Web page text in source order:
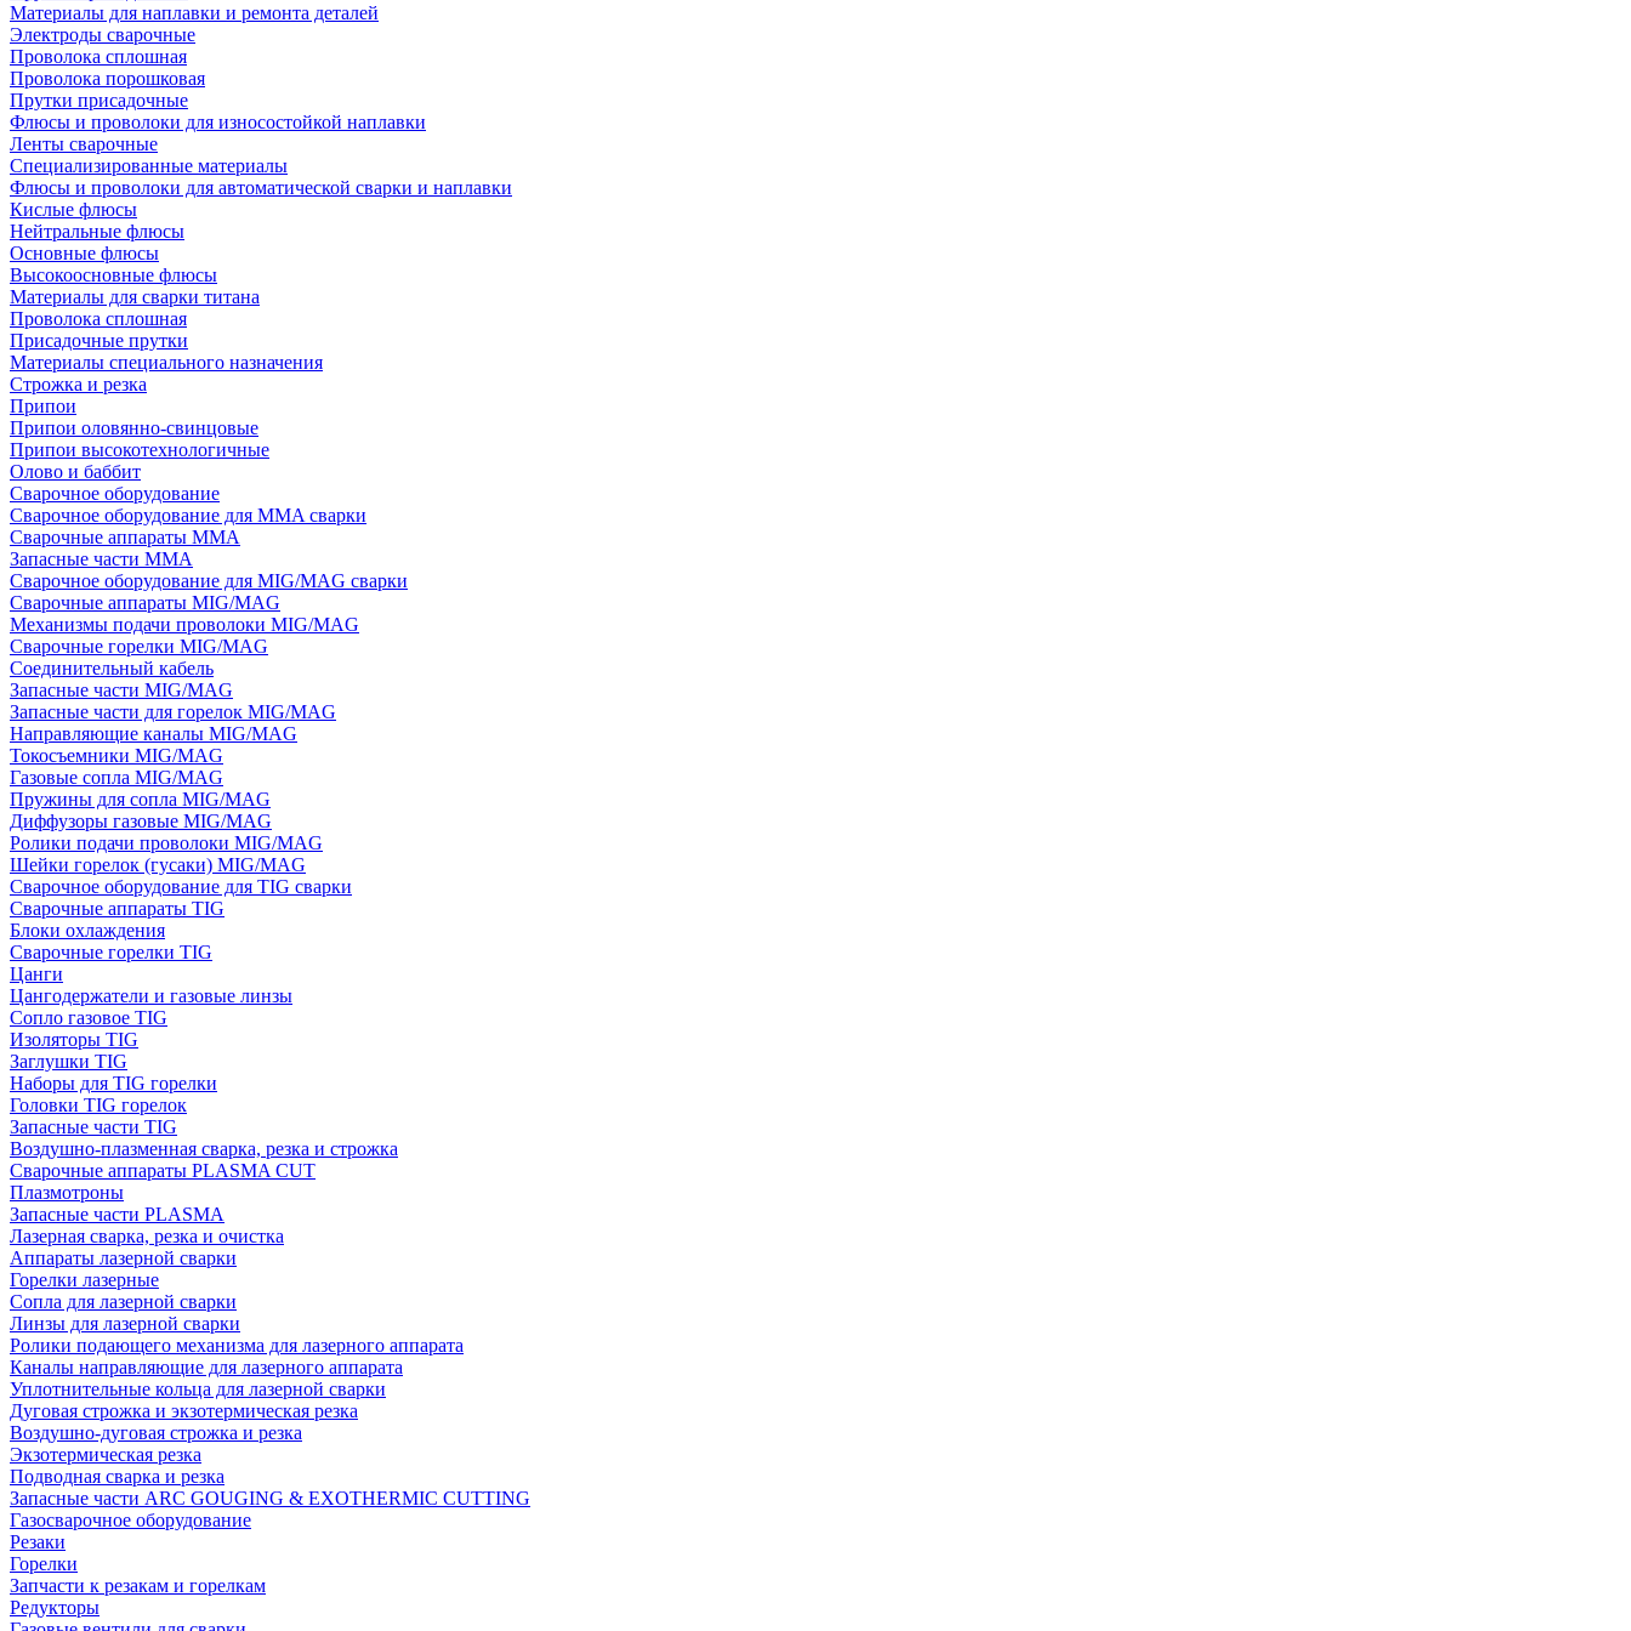
Материалы для наплавки и ремонта деталей
Электроды сварочные
Проволока сплошная
Проволока порошковая
Прутки присадочные
Флюсы и проволоки для износостойкой наплавки
Ленты сварочные
Специализированные материалы
Флюсы и проволоки для автоматической сварки и наплавки
Кислые флюсы
Нейтральные флюсы
Основные флюсы
Высокоосновные флюсы
Материалы для сварки титана
Проволока сплошная
Присадочные прутки
Материалы специального назначения
Строжка и резка
Припои
Припои оловянно-свинцовые
Припои высокотехнологичные
Олово и баббит
Сварочное оборудование
Сварочное оборудование для MMA сварки
Сварочные аппараты MMA
Запасные части MMA
Сварочное оборудование для MIG/MAG сварки
Сварочные аппараты MIG/MAG
Механизмы подачи проволоки MIG/MAG
Сварочные горелки MIG/MAG
Соединительный кабель
Запасные части MIG/MAG
Запасные части для горелок MIG/MAG
Направляющие каналы MIG/MAG
Токосъемники MIG/MAG
Газовые сопла MIG/MAG
Пружины для сопла MIG/MAG
Диффузоры газовые MIG/MAG
Ролики подачи проволоки MIG/MAG
Шейки горелок (гусаки) MIG/MAG
Сварочное оборудование для TIG сварки
Сварочные аппараты TIG
Блоки охлаждения
Сварочные горелки TIG
Цанги
Цангодержатели и газовые линзы
Сопло газовое TIG
Изоляторы TIG
Заглушки TIG
Наборы для TIG горелки
Головки TIG горелок
Запасные части TIG
Воздушно-плазменная сварка, резка и строжка
Сварочные аппараты PLASMA CUT
Плазмотроны
Запасные части PLASMA
Лазерная сварка, резка и очистка
Аппараты лазерной сварки
Горелки лазерные
Сопла для лазерной сварки
Линзы для лазерной сварки
Ролики подающего механизма для лазерного аппарата
Каналы направляющие для лазерного аппарата
Уплотнительные кольца для лазерной сварки
Дуговая строжка и экзотермическая резка
Воздушно-дуговая строжка и резка
Экзотермическая резка
Подводная сварка и резка
Запасные части ARC GOUGING & EXOTHERMIC CUTTING
Газосварочное оборудование
Резаки
Горелки
Запчасти к резакам и горелкам
Редукторы